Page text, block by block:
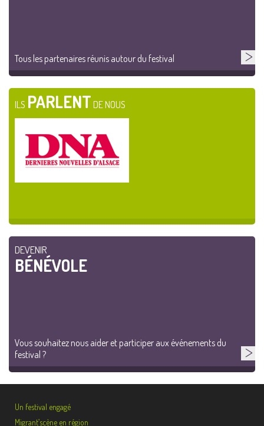
Tous les partenaires réunis autour du festival
ILS PARLENT DE NOUS
DEVENIR
BÉNÉVOLE
Vous souhaitez nous aider et participer aux événements du
festival ?
Un festival engagé
Migrant’scène en région